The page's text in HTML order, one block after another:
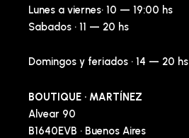
Lunes a viernes· 10 — 19:00 hs
Sabados · 11 — 20 hs
Domingos y feriados · 14 — 20 hs
BOUTIQUE · MARTÍNEZ
Alvear 90
B1640EVB · Buenos Aires